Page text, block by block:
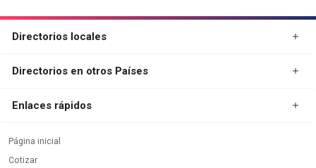
Directorios locales
Directorios en otros Países
Enlaces rápidos
Página inicial
Cotizar